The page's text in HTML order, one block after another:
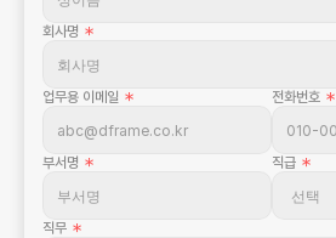
회사명 ＊
업무용 이메일 ＊ 전화번호 ＊
부서명 ＊ 직급 ＊
직무 ＊